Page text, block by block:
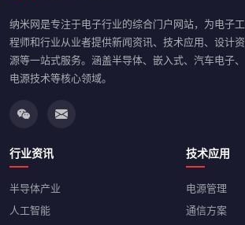
纳米网是专注于电子行业的综合门户网站，为电子工
程师和行业从业者提供新闻资讯、技术应用、设计资
源等一站式服务。涵盖半导体、嵌入式、汽车电子、
电源技术等核心领域。
行业资讯
半导体产业
人工智能
技术应用
电源管理
通信方案